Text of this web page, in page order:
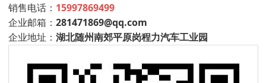
销售电话： 15997869499
企业邮箱： 281471869@qq.com
企业地址： 湖北随州南郊平原岗程力汽车工业园